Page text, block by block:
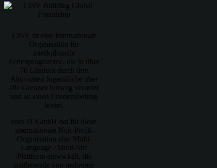
CISV ist eine internationale
Organisation für
interkulturelle
Ferienprogramme, die in über
70 Ländern durch ihre
Aktivitäten Jugendliche über
alle Grenzen hinweg vernetzt
und so einen Friedensbeitrag
leistet.
cool IT GmbH hat für diese
internationale Non-Profit-
Organisation eine Multi-
Language / Multi-Site
Plattform entwickelt, die
mittlerweile von mehreren